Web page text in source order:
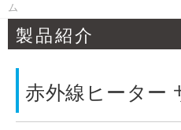
ム
製品紹介
赤外線ヒーター